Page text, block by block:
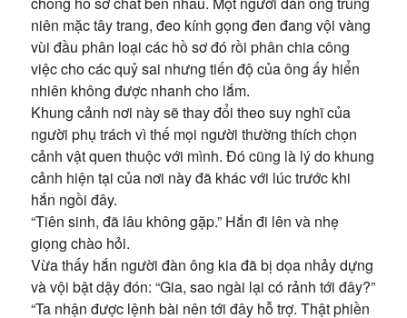
niên mặc tây trang, đeo kính gọng đen đang vội vàng
vùi đầu phân loại các hồ sơ đó rồi phân chia công
việc cho các quỷ sai nhưng tiến độ của ông ấy hiển
nhiên không được nhanh cho lắm.
Khung cảnh nơi này sẽ thay đổi theo suy nghĩ của
người phụ trách vì thế mọi người thường thích chọn
cảnh vật quen thuộc với mình. Đó cũng là lý do khung
cảnh hiện tại của nơi này đã khác với lúc trước khi
hắn ngồi đây.
“Tiên sinh, đã lâu không gặp.” Hắn đi lên và nhẹ
giọng chào hỏi.
Vừa thấy hắn người đàn ông kia đã bị dọa nhảy dựng
và vội bật dậy đón: “Gia, sao ngài lại có rảnh tới đây?”
“Ta nhận được lệnh bài nên tới đây hỗ trợ. Thật phiền